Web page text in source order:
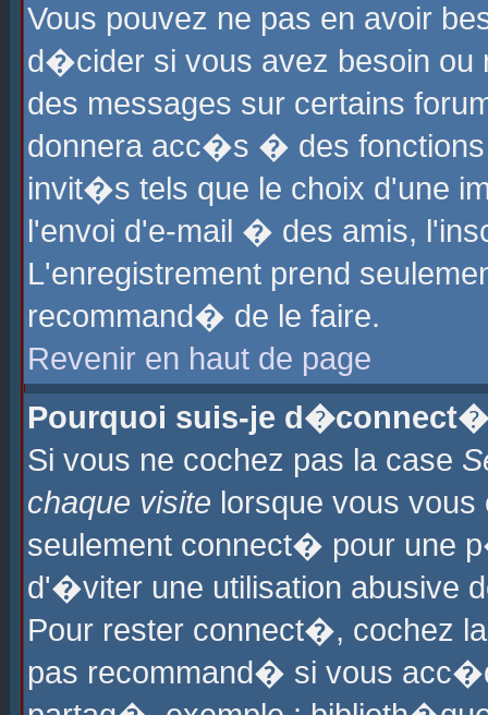
Vous pouvez ne pas en avoir
d�cider si vous avez besoin ou
des messages sur certains
donnera acc�s � des fonctions
invit�s tels que le choix d'une
l'envoi d'e-mail � des amis,
L'enregistrement prend
recommand� de le faire.
Revenir en haut de page
Pourquoi suis-je
Si vous ne cochez pas la case
chaque visite lorsque vous
seulement connect� pour une
d'�viter une utilisation abusive
Pour rester connect�, cochez
pas recommand� si vous